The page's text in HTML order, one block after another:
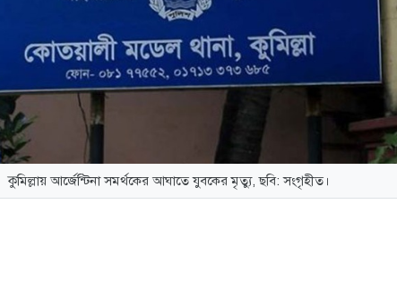
কুমিল্লায় আর্জেন্টিনা সমর্থকের আঘাতে যুবকের মৃত্যু, ছবি: সংগৃহীত।